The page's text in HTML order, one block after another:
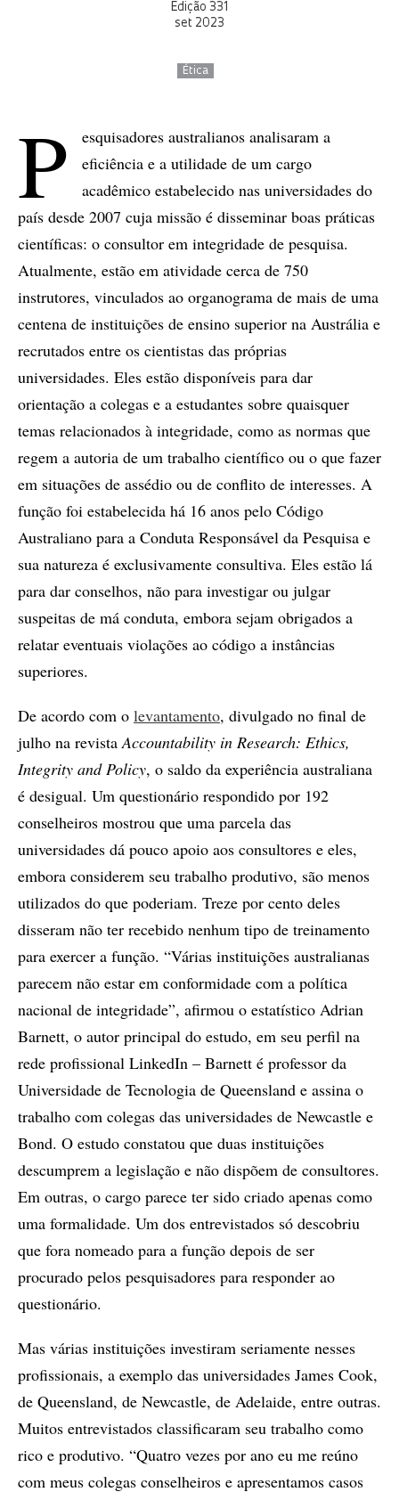
Edição 331
set 2023
Ética
P
esquisadores australianos analisaram a
eficiência e a utilidade de um cargo
acadêmico estabelecido nas universidades do
país desde 2007 cuja missão é disseminar boas práticas
científicas: o consultor em integridade de pesquisa.
Atualmente, estão em atividade cerca de 750
instrutores, vinculados ao organograma de mais de uma
centena de instituições de ensino superior na Austrália e
recrutados entre os cientistas das próprias
universidades. Eles estão disponíveis para dar
orientação a colegas e a estudantes sobre quaisquer
temas relacionados à integridade, como as normas que
regem a autoria de um trabalho científico ou o que fazer
em situações de assédio ou de conflito de interesses. A
função foi estabelecida há 16 anos pelo Código
Australiano para a Conduta Responsável da Pesquisa e
sua natureza é exclusivamente consultiva. Eles estão lá
para dar conselhos, não para investigar ou julgar
suspeitas de má conduta, embora sejam obrigados a
relatar eventuais violações ao código a instâncias
superiores.
De acordo com o levantamento, divulgado no final de
julho na revistaAccountability in Research: Ethics,
Integrity and Policy, o saldo da experiência australiana
é desigual. Um questionário respondido por 192
conselheiros mostrou que uma parcela das
universidades dá pouco apoio aos consultores e eles,
embora considerem seu trabalho produtivo, são menos
utilizados do que poderiam. Treze por cento deles
disseram não ter recebido nenhum tipo de treinamento
para exercer a função. “Várias instituições australianas
parecem não estar em conformidade com a política
nacional de integridade”, afirmou o estatístico Adrian
Barnett, o autor principal do estudo, em seu perfil na
rede profissional LinkedIn – Barnett é professor da
Universidade de Tecnologia de Queensland e assina o
trabalho com colegas das universidades de Newcastle e
Bond. O estudo constatou que duas instituições
descumprem a legislação e não dispõem de consultores.
Em outras, o cargo parece ter sido criado apenas como
uma formalidade. Um dos entrevistados só descobriu
que fora nomeado para a função depois de ser
procurado pelos pesquisadores para responder ao
questionário.
Mas várias instituições investiram seriamente nesses
profissionais, a exemplo das universidades James Cook,
de Queensland, de Newcastle, de Adelaide, entre outras.
Muitos entrevistados classificaram seu trabalho como
rico e produtivo. “Quatro vezes por ano eu me reúno
com meus colegas conselheiros e apresentamos casos